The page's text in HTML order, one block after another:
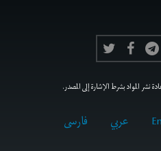
المواد بشرط الإشارة إلى المصدر.
عربي فارسى